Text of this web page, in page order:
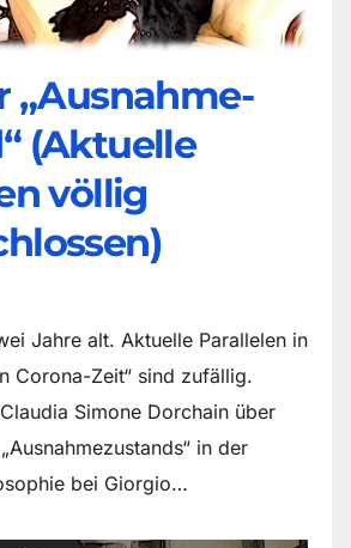
„Ausnahme-
(Aktuelle
völlig
Jahre alt. Aktuelle Parallelen in
Corona-Zeit“ sind zufällig.
Simone Dorchain über
in der
bei Giorgio…